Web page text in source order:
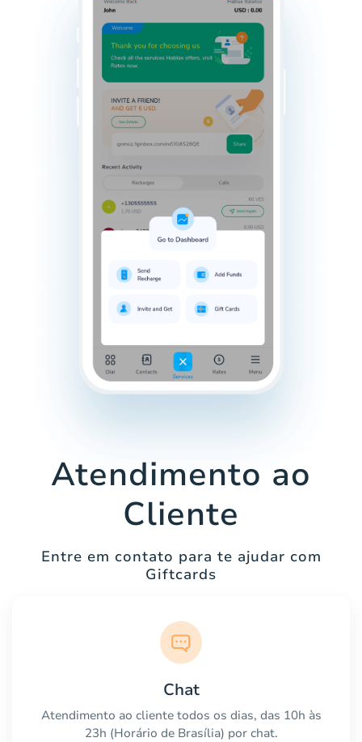
Atendimento ao
Cliente
Entre em contato para te ajudar com
Giftcards
Chat
Atendimento ao cliente todos os dias, das 10h às
23h (Horário de Brasília) por chat.